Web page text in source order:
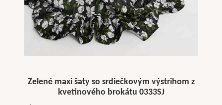
Zelené maxi šaty so srdiečkovým výstrihom z
kvetinového brokátu 0333SJ